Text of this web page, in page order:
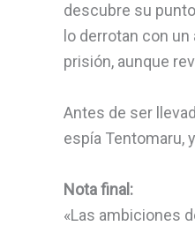
descubre su
lo derrotan con
prisión, aunque
Antes de ser
espía Tentomaru,
Nota final:
«Las ambiciones